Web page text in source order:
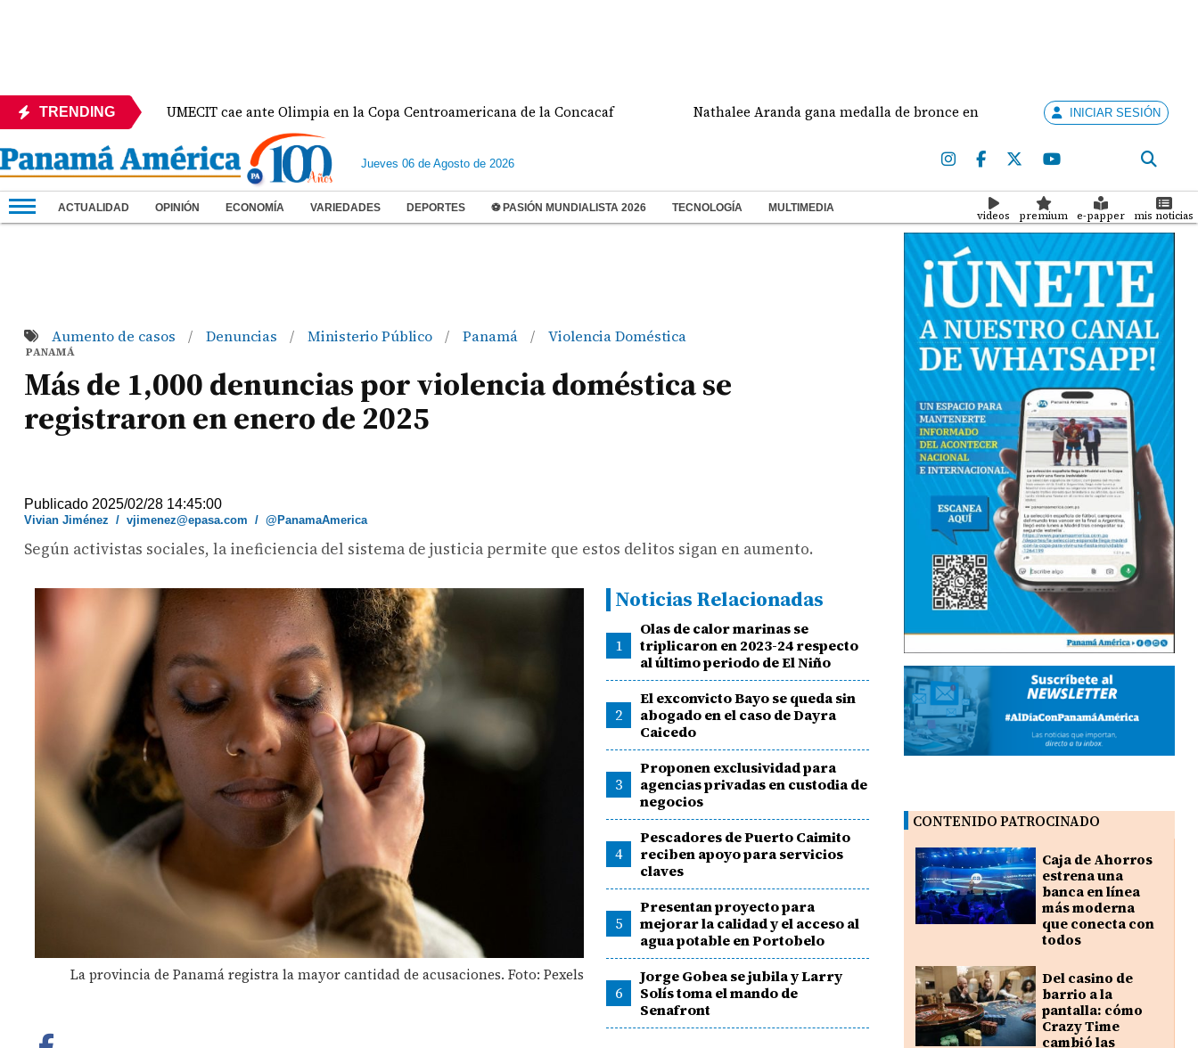
TRENDING UMECIT cae ante Olimpia en la Copa Centroamericana de la Concacaf Nathalee Aranda gana medalla de bronce en salto largo femenino José
INICIAR SESIÓN
Jueves 06 de Agosto de 2026
ACTUALIDAD OPINIÓN ECONOMÍA VARIEDADES DEPORTES ⚽ PASIÓN MUNDIALISTA 2026 TECNOLOGÍA MULTIMEDIA
videos premium e-papper mis noticias
Aumento de casos / Denuncias / Ministerio Público / Panamá / Violencia Doméstica
PANAMÁ
Más de 1,000 denuncias por violencia doméstica se
registraron en enero de 2025
Publicado 2025/02/28 14:45:00
Vivian Jiménez /vjimenez@epasa.com /@PanamaAmerica
Según activistas sociales, la ineficiencia del sistema de justicia permite que estos delitos sigan en aumento.
La provincia de Panamá registra la mayor cantidad de acusaciones. Foto: Pexels
Noticias Relacionadas
1
Olas de calor marinas se
triplicaron en 2023-24 respecto
al último periodo de El Niño
2
El exconvicto Bayo se queda sin
abogado en el caso de Dayra
Caicedo
3
Proponen exclusividad para
agencias privadas en custodia de
negocios
4
Pescadores de Puerto Caimito
reciben apoyo para servicios
claves
5
Presentan proyecto para
mejorar la calidad y el acceso al
agua potable en Portobelo
6
Jorge Gobea se jubila y Larry
Solís toma el mando de
Senafront
CONTENIDO PATROCINADO
Caja de Ahorros
estrena una
banca en línea
más moderna
que conecta con
todos
Del casino de
barrio a la
pantalla: cómo
Crazy Time
cambió las